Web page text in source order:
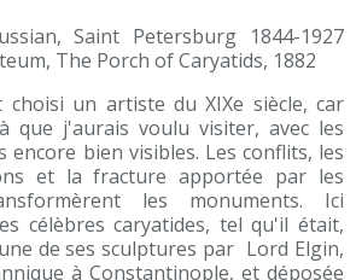
Saint Petersburg 1844-1927
The Porch of Caryatids, 1882
choisi un artiste du XIXe siècle, car
que j'aurais voulu visiter, avec les
encore bien visibles. Les conflits, les
et la fracture apportée par les
les monuments. Ici
célèbres caryatides, tel qu'il était,
de ses sculptures par Lord Elgin,
à Constantinople, et déposée